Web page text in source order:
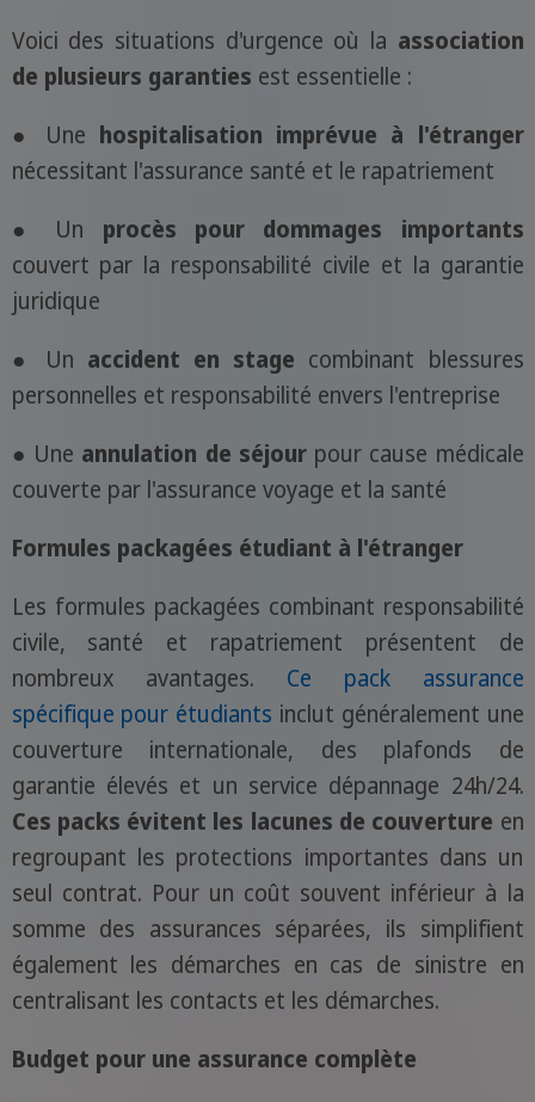
Voici des situations d'urgence où la association
de plusieurs garanties est essentielle :
● Une hospitalisation imprévue à l'étranger
nécessitant l'assurance santé et le rapatriement
● Un procès pour dommages importants
couvert par la responsabilité civile et la garantie
juridique
● Un accident en stage combinant blessures
personnelles et responsabilité envers l'entreprise
● Une annulation de séjourpour cause médicale
couverte par l'assurance voyage et la santé
Formules packagées étudiant à l'étranger
Les formules packagées combinant responsabilité
civile, santé et rapatriement présentent de
nombreux avantages. Ce pack assurance
spécifique pour étudiants inclut généralement une
couverture internationale, des plafonds de
garantie élevés et un service dépannage 24h/24.
Ces packs évitent les lacunes de couverture en
regroupant les protections importantes dans un
seul contrat. Pour un coût souvent inférieur à la
somme des assurances séparées, ils simplifient
également les démarches en cas de sinistre en
centralisant les contacts et les démarches.
Budget pour une assurance complète